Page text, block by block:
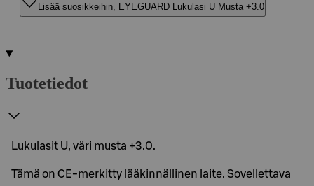
Lisää suosikkeihin, EYEGUARD Lukulasi U Musta +3.0
Tuotetiedot
Lukulasit U, väri musta +3.0.
Tämä on CE-merkitty lääkinnällinen laite. Sovellettava